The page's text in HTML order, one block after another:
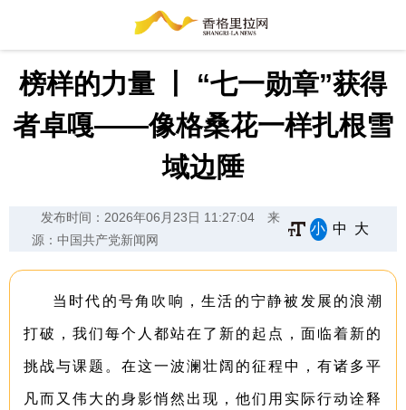
榜样的力量 丨 “七一勋章”获得
者卓嘎——像格桑花一样扎根雪
域边陲
发布时间：2026年06月23日 11:27:04
来
源：中国共产党新闻网
小 中 大
当时代的号角吹响，生活的宁静被发展的浪潮
打破，我们每个人都站在了新的起点，面临着新的
挑战与课题。在这一波澜壮阔的征程中，有诸多平
凡而又伟大的身影悄然出现，他们用实际行动诠释